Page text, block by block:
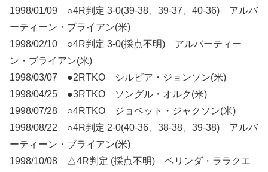
1998/01/09 ○4R判定 3-0(39-38、39-37、40-36) アルバ
ーティーン・ブライアン(米)
1998/02/10 ○4R判定 3-0(採点不明) アルバーティー
ン・ブライアン(米)
1998/03/07 ●2RTKO シルビア・ジョンソン(米)
1998/04/25 ●3RTKO ソングル・オルク(米)
1998/07/28 ○4RTKO ジョベット・ジャクソン(米)
1998/08/22 ○4R判定 2-0(40-36、38-38、39-38) アルバ
ーティーン・ブライアン(米)
1998/10/08 △4R判定 (採点不明) ベリンダ・ララクエ